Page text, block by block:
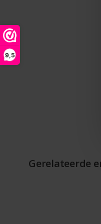
9,5
Gerelateerde